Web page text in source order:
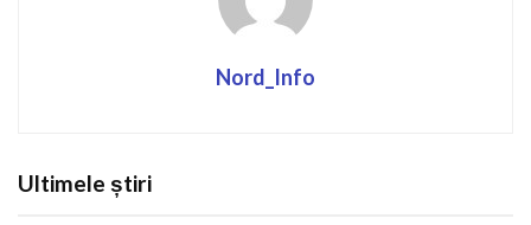
Nord_Info
Ultimele știri